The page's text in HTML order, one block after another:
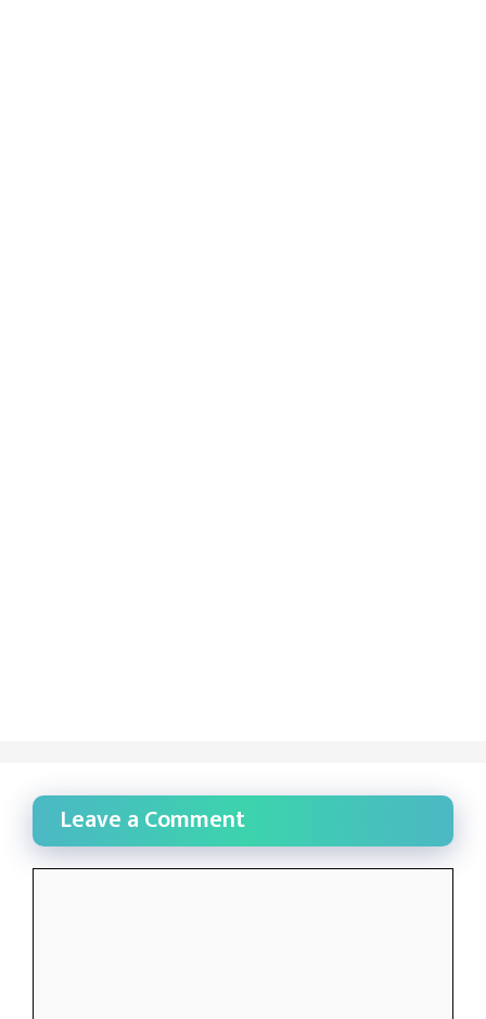
Leave a Comment